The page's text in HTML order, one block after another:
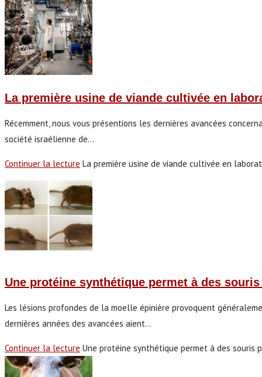
La première usine de viande cultivée en
Récemment, nous vous présentions les dernières avancées
société israélienne de…
Continuer la lecture La première usine de viande cultivée en
Une protéine synthétique permet à des
Les lésions profondes de la moelle épinière provoquent
dernières années des avancées aient…
Continuer la lecture Une protéine synthétique permet à des souris